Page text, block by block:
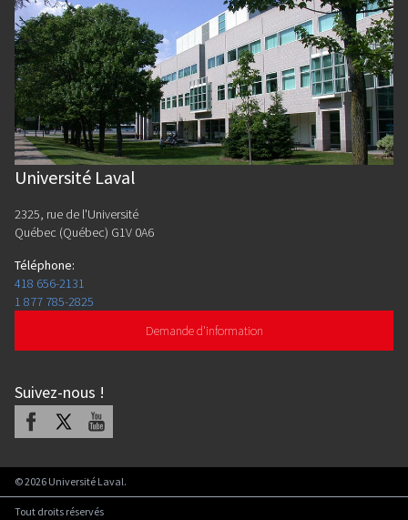
Université Laval
2325, rue de l'Université
Québec (Québec) G1V 0A6
Téléphone:
418 656-2131
1 877 785-2825
Demande d'information
Suivez-nous !
Facebook Youtube
©2026 Université Laval.
Tout droits réservés